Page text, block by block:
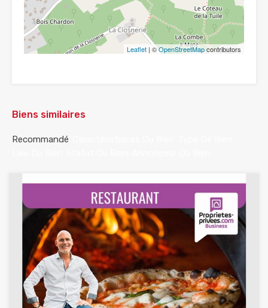
Leaflet | ©OpenStreetMapcontributors
Biens similaires
Recommandé